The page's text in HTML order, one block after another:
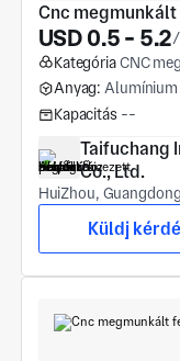
Cnc
USD 0.5 - 5.2/
KategóriaCNC
Anyag: Alumínium
Kapacitás --
Taifuchang
Co., Ltd.
HuiZhou,
Küldj